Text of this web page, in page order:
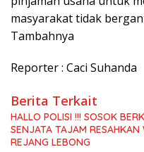
masyarakat tidak
Tambahnya
Reporter : Caci Suhanda
Berita Terkait
HALLO POLISI !!! SOSOK
SENJATA TAJAM RESAHKAN
REJANG LEBONG